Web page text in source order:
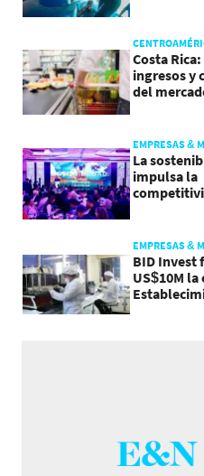
Costa
ingresos y
del
EMPRESAS &
La
impulsa la
EMPRESAS &
BID Invest
US$10M